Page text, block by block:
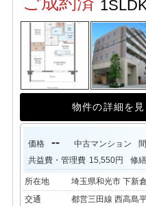
物件の詳細を見
価格 -- 中古マンション
共益費・管理費 15,550円 修
所在地
埼玉県和光市 下新
交通
都営三田線 西高島